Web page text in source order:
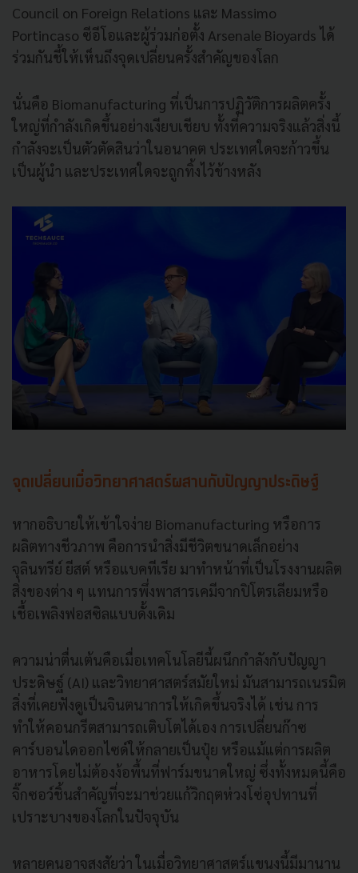
Council on Foreign Relations และ Massimo
Portincaso ซีอีโอและผู้ร่วมก่อตั้ง Arsenale Bioyards ได้
ร่วมกันชี้ให้เห็นถึงจุดเปลี่ยนครั้งสำคัญของโลก
นั่นคือ Biomanufacturing ที่เป็นการปฏิวัติการผลิตครั้ง
ใหญ่ที่กำลังเกิดขึ้นอย่างเงียบเชียบ ทั้งที่ความจริงแล้วสิ่งนี้
กำลังจะเป็นตัวตัดสินว่าในอนาคต ประเทศใดจะก้าวขึ้น
เป็นผู้นำ และประเทศใดจะถูกทิ้งไว้ข้างหลัง
จุดเปลี่ยนเมื่อวิทยาศาสตร์ผสานกับปัญญาประดิษฐ์
หากอธิบายให้เข้าใจง่าย Biomanufacturing หรือการ
ผลิตทางชีวภาพ คือการนำสิ่งมีชีวิตขนาดเล็กอย่าง
จุลินทรีย์ ยีสต์ หรือแบคทีเรีย มาทำหน้าที่เป็นโรงงานผลิต
สิ่งของต่าง ๆ แทนการพึ่งพาสารเคมีจากปิโตรเลียมหรือ
เชื้อเพลิงฟอสซิลแบบดั้งเดิม
ความน่าตื่นเต้นคือเมื่อเทคโนโลยีนี้ผนึกกำลังกับปัญญา
ประดิษฐ์ (AI) และวิทยาศาสตร์สมัยใหม่ มันสามารถเนรมิต
สิ่งที่เคยฟังดูเป็นจินตนาการให้เกิดขึ้นจริงได้ เช่น การ
ทำให้คอนกรีตสามารถเติบโตได้เอง การเปลี่ยนก๊าซ
คาร์บอนไดออกไซด์ให้กลายเป็นปุ๋ย หรือแม้แต่การผลิต
อาหารโดยไม่ต้องง้อพื้นที่ฟาร์มขนาดใหญ่ ซึ่งทั้งหมดนี้คือ
จิ๊กซอว์ชิ้นสำคัญที่จะมาช่วยแก้วิกฤตห่วงโซ่อุปทานที่
เปราะบางของโลกในปัจจุบัน
หลายคนอาจสงสัยว่า ในเมื่อวิทยาศาสตร์แขนงนี้มีมานาน